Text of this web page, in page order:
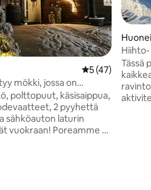
33 arvostelua
5 (47)
mökki, jossa on
latauslaite
polttopuut, käsisaippua,
2 pyyhettä
sähköauton laturin
Poreamme ei
Hiihto-
Tässä